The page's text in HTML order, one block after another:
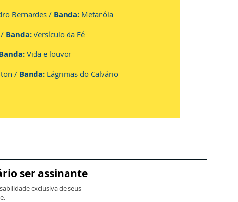
Bernardes / Banda: Metanóia
/ Banda: Versículo da Fé
Banda: Vida e louvor
/ Banda: Lágrimas do Calvário
ser assinante
exclusiva de seus